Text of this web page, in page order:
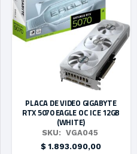
HD SEAGATE EXTERNO 4TB
USB 3.0 EXPANSION BLACK
(7315)
SKU: EXT021
375.660,00